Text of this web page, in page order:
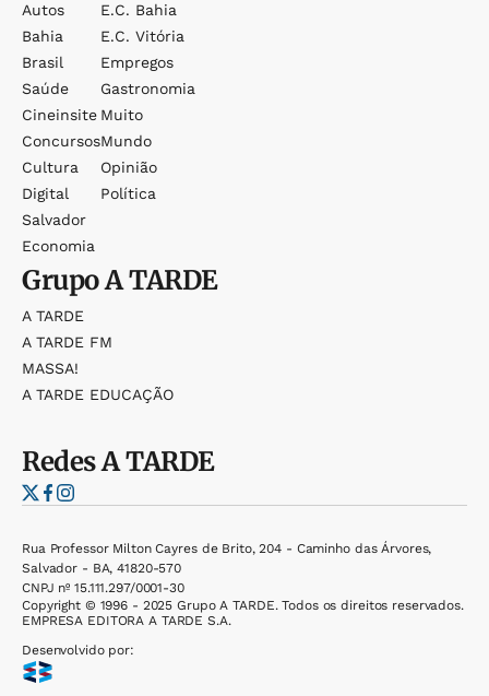
Autos
Bahia
Brasil
Saúde
Cineinsite
Concursos
Cultura
Digital
Salvador
Economia
E.c. Bahia
E.c. Vitória
Empregos
Gastronomia
Muito
Mundo
Opinião
Política
GrupoA TARDE
A TARDE
A TARDE FM
MASSA!
A TARDE EDUCAÇÃO
RedesA TARDE
Rua Professor Milton Cayres de Brito, 204 - Caminho das Árvores,
Salvador - BA, 41820-570
CNPJ nº 15.111.297/0001-30
Copyright © 1996 - 2025 Grupo A TARDE. Todos os direitos reservados.
EMPRESA EDITORA A TARDE S.A.
Desenvolvido por: